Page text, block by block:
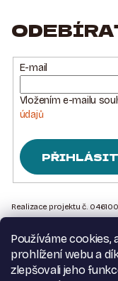
Používáme cookies,
prohlížení webu a
zlepšovali jeho
E-mail
Vložením e-mailu
údajů
Z
Á
P
A
T
Realizace projektu č.
Kontakt na nás
Obchodní podmínky